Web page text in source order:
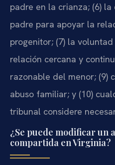
padre en la crianza; (6)
padre para apoyar la
progenitor; (7) la
relación cercana y
razonable del menor; (9)
abuso familiar; y (10)
tribunal considere
¿Se puede modificar un
compartida en Virginia?